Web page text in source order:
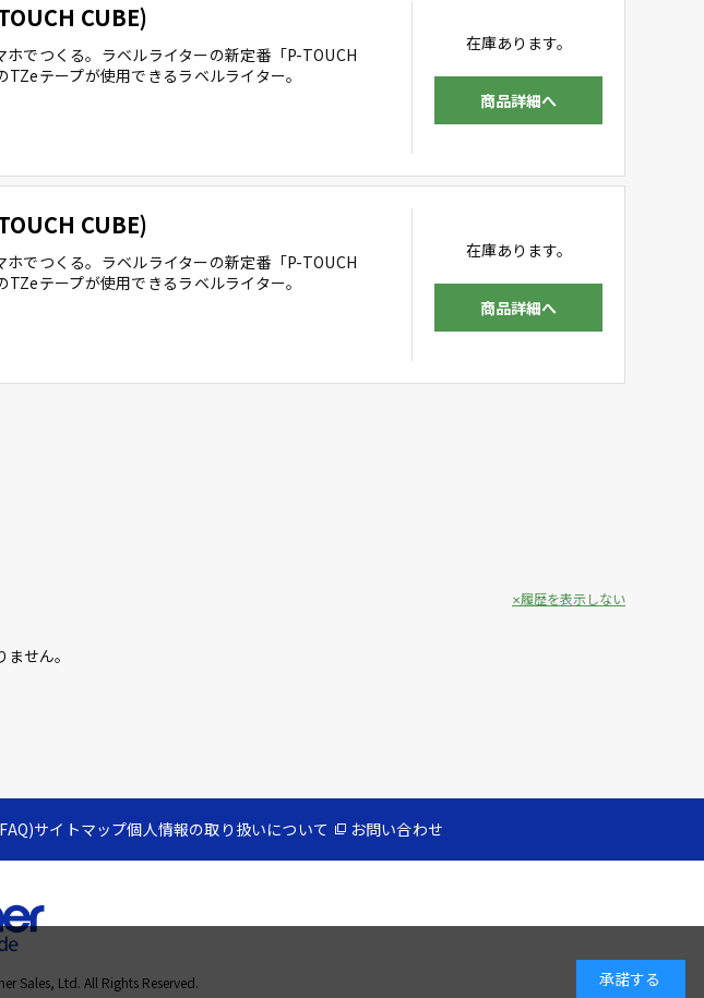
CUBE)
ホでつくる。ラベルライターの新定番「P-TOUCH
テープが使用できるラベルライター。
在庫あります。
商品詳細へ
CUBE)
ホでつくる。ラベルライターの新定番「P-TOUCH
テープが使用できるラベルライター。
在庫あります。
商品詳細へ
せん。
履歴を表示しない
サイトマップ個人情報の取り扱いについて お問い合わせ
Sales, Ltd. All Rights Reserved. 承諾する